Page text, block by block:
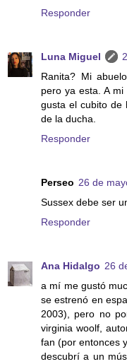
Responder
Luna Miguel
Ranita? Mi
pero ya esta. A
gusta el cubito de
de la ducha.
Responder
Perseo 26 de
Sussex debe ser
Responder
Ana Hidalgo 26
a mí me gustó
se estrenó en
2003), pero no
virginia woolf,
fan (por entonces
descubrí a un